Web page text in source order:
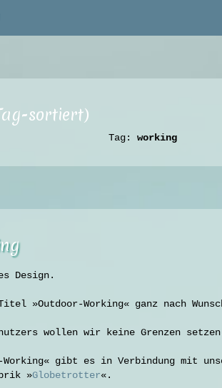
sortiert)
Tag: working
Design.
»Outdoor-Working« ganz nach
wollen wir keine Grenzen
Working« gibt es in Verbindung mit
»Globetrotter«.